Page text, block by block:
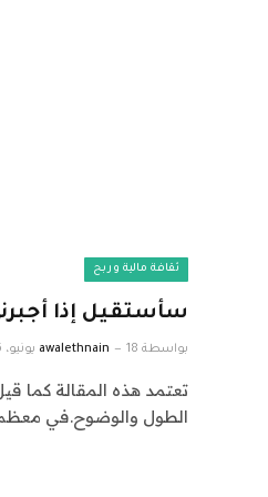
ثقافة مالية وربح
سأستقيل إذا
بواسطة awalethnain 18 يونيو، 2026
تعتمد هذه المقالة كما
الطول والوضوح.في